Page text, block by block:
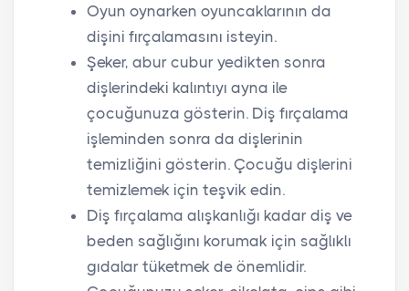
Oyun oynarken oyuncaklarının da
dişini fırçalamasını isteyin.
Şeker, abur cubur yedikten sonra
dişlerindeki kalıntıyı ayna ile
çocuğunuza gösterin. Diş fırçalama
işleminden sonra da dişlerinin
temizliğini gösterin. Çocuğu dişlerini
temizlemek için teşvik edin.
Diş fırçalama alışkanlığı kadar diş ve
beden sağlığını korumak için sağlıklı
gıdalar tüketmek de önemlidir.